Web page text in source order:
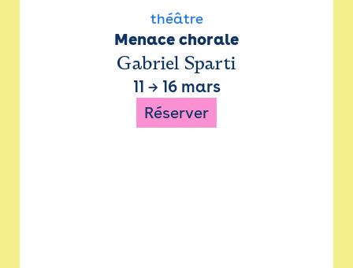
théâtre
Menace chorale
Gabriel Sparti
11 → 16 mars
Réserver